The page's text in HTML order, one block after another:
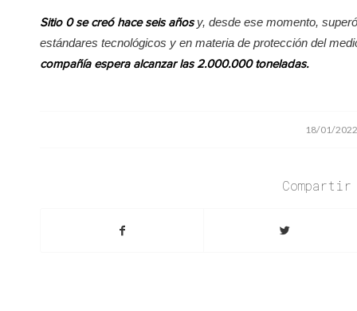
Sitio 0 se creó hace seis añosy, desde ese momento,
estándares tecnológicos y en materia de protección del
compañía espera alcanzar las 2.000.000 toneladas.
18/01/2022
/